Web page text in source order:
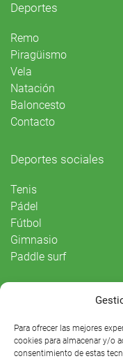
Para ofrecer las mejores
cookies para almacenar y/o
consentimiento de estas
Deportes
Remo
Piragüismo
Vela
Natación
Baloncesto
Contacto
Deportes sociales
Tenis
Pádel
Fútbol
Gimnasio
Paddle surf
Agenda